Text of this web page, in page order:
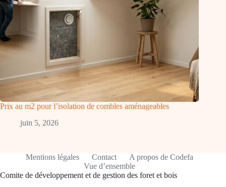
Prix au m2 pour l’isolation de combles aménageables
juin 5, 2026
Mentions légales Contact
A propos de Codefa
Vue d’ensemble
Comite de développement et de gestion des foret et bois